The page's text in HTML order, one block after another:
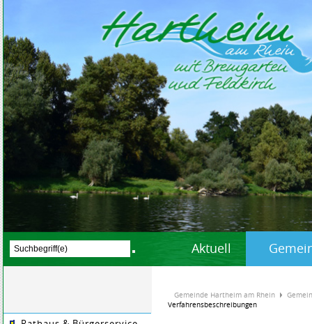
Aktuell
Gemeinde Hartheim am Rhein
Verfahrensbeschreibungen